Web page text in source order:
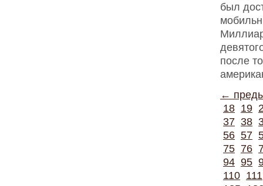
был
после
←
18 19
37 38
56 57
75 76
94 95
110 111